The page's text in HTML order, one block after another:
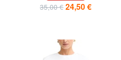
35,00 € 24,50 €